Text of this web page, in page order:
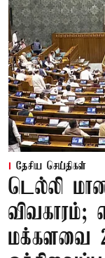
தேசிய செய்திகள்
டெல்லி
விவகாரம்;
மக்களவை